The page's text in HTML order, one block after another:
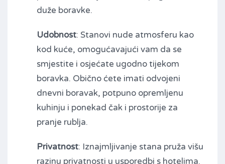
duže boravke.
Udobnost: Stanovi nude atmosferu kao
kod kuće, omogućavajući vam da se
smjestite i osjećate ugodno tijekom
boravka. Obično ćete imati odvojeni
dnevni boravak, potpuno opremljenu
kuhinju i ponekad čak i prostorije za
pranje rublja.
Privatnost: Iznajmljivanje stana pruža višu
razinu privatnosti u usporedbi s hotelima.